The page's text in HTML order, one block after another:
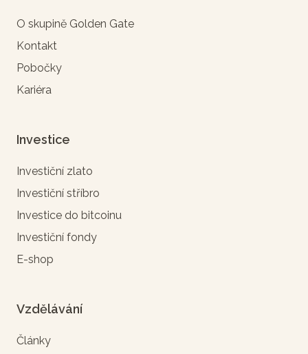
O skupině Golden Gate
Kontakt
Pobočky
Kariéra
Investice
Investiční zlato
Investiční stříbro
Investice do bitcoinu
Investiční fondy
E-shop
Vzdělávání
Články